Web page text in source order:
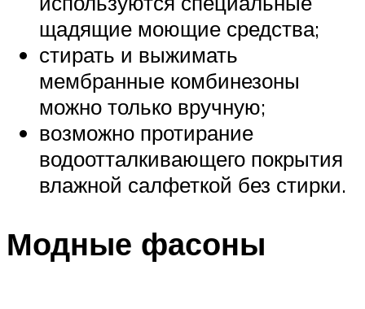
щадящие моющие средства;
стирать и выжимать
мембранные комбинезоны
можно только вручную;
возможно протирание
водоотталкивающего покрытия
влажной салфеткой без стирки.
Модные фасоны